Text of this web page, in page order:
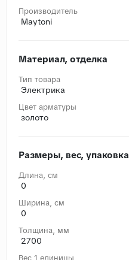
Производитель
Maytoni
Материал, отделка
Тип товара
Электрика
Цвет арматуры
золото
Размеры, вес, упаковка
Длина, cм
0
Ширина, cм
0
Толщина, мм
2700
Вес 1 единицы